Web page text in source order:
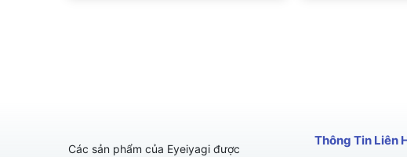
Các sản phẩm của Eyeiyagi được
Thông Tin Liên